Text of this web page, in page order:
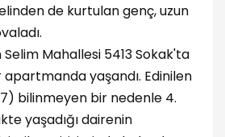
de kurtulan genç, uzun
Selim Mahallesi 5413 Sokak'ta
yaşandı. Edinilen
bilinmeyen bir nedenle 4.
yaşadığı dairenin